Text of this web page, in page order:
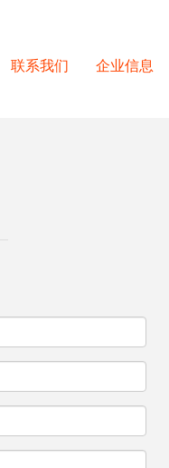
联系我们 企业信息